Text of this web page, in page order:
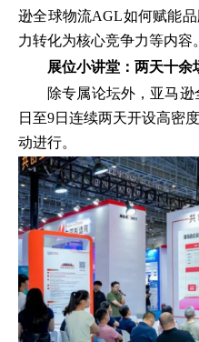
逊全球物流AGL如何赋能
力转化为核心竞争力等内容。
展位小讲堂：两天十
除专属论坛外，亚马
日至9日连续两天开设高密
动进行。